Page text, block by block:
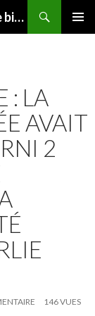
Paroles de Dieu, la réalité du message biblique
: LA
AVAIT
2
146 VUES